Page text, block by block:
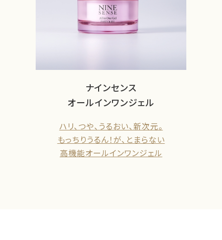
ナインセンス
オールインワンジェル
ハリ、つや、うるおい、新次元。
もっちりうるん！が、とまらない
高機能オールインワンジェル